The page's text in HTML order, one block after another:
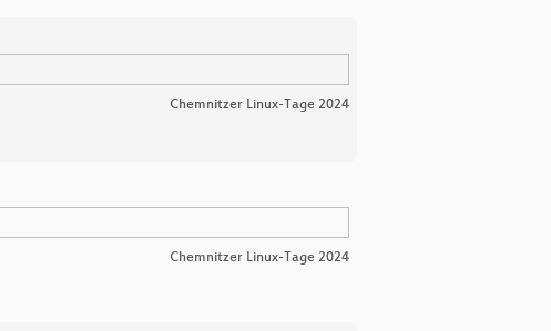
Chemnitzer Linux-Tage 2024
Chemnitzer Linux-Tage 2024